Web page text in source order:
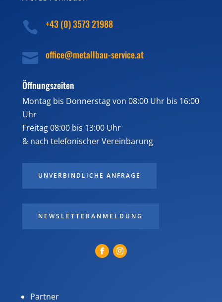
 +43 (0) 3573 21988
 office@metallbau-service.at
Öffnungszeiten
Montag bis Donnerstag von 08:00 Uhr bis 16:00
Uhr
Freitag 08:00 bis 13:00 Uhr
& nach telefonischer Vereinbarung
UNVERBINDLICHE ANFRAGE
NEWSLETTERANMELDUNG
Partner